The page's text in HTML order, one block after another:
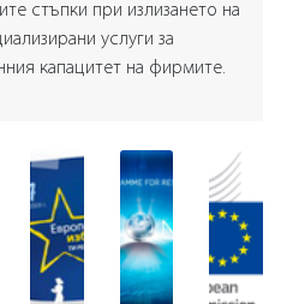
стъпки при излизането на
услуги за
капацитет на фирмите.